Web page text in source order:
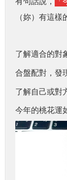
（妳）有這
了解適合的對
合盤配對，發
了解自己或對
今年的桃花運